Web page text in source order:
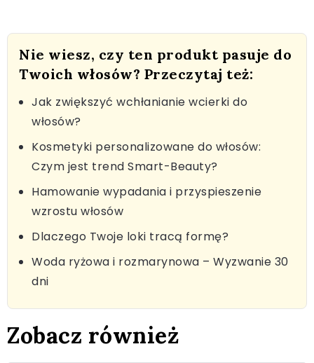
Nie wiesz, czy ten produkt pasuje do
Twoich włosów? Przeczytaj też:
Jak zwiększyć wchłanianie wcierki do
włosów?
Kosmetyki personalizowane do włosów:
Czym jest trend Smart-Beauty?
Hamowanie wypadania i przyspieszenie
wzrostu włosów
Dlaczego Twoje loki tracą formę?
Woda ryżowa i rozmarynowa – Wyzwanie 30
dni
Zobacz również